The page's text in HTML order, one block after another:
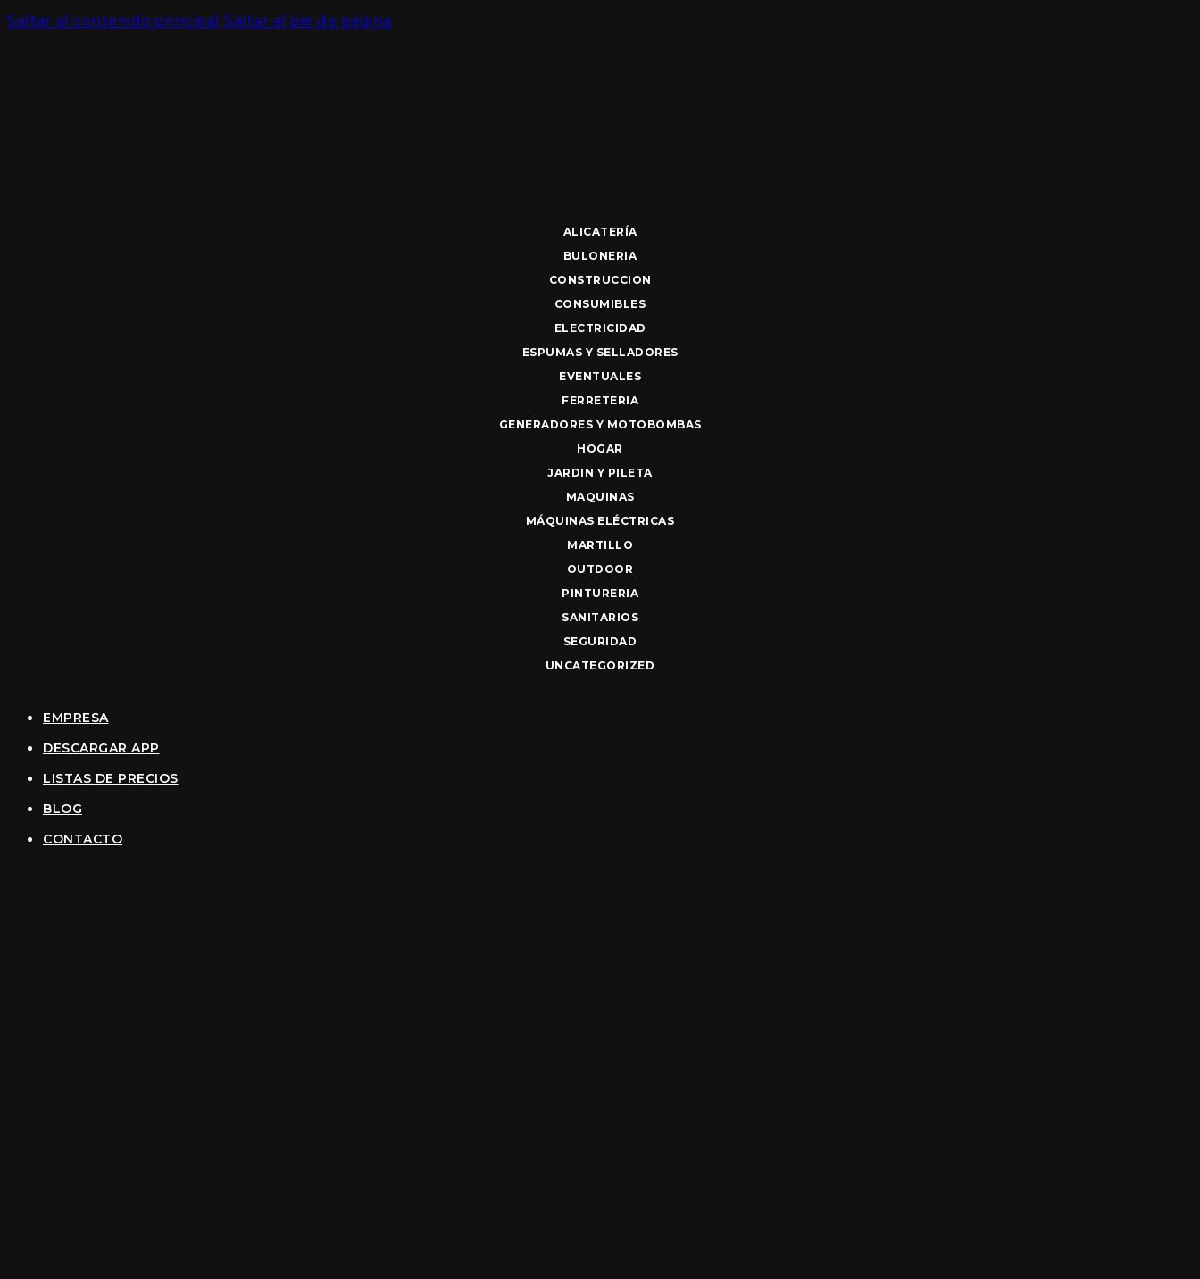
Saltar al contenido principal Saltar al pie de página
ALICATERÍA
BULONERIA
CONSTRUCCION
CONSUMIBLES
ELECTRICIDAD
ESPUMAS Y SELLADORES
EVENTUALES
FERRETERIA
GENERADORES Y MOTOBOMBAS
HOGAR
JARDIN Y PILETA
MAQUINAS
MÁQUINAS ELÉCTRICAS
MARTILLO
OUTDOOR
PINTURERIA
SANITARIOS
SEGURIDAD
UNCATEGORIZED
EMPRESA
DESCARGAR APP
LISTAS DE PRECIOS
BLOG
CONTACTO